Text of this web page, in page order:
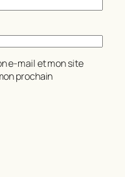
e-mail et mon site
prochain